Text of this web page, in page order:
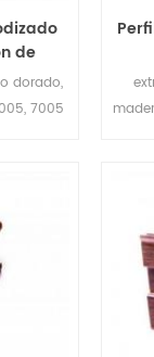
de
dorado,
7005